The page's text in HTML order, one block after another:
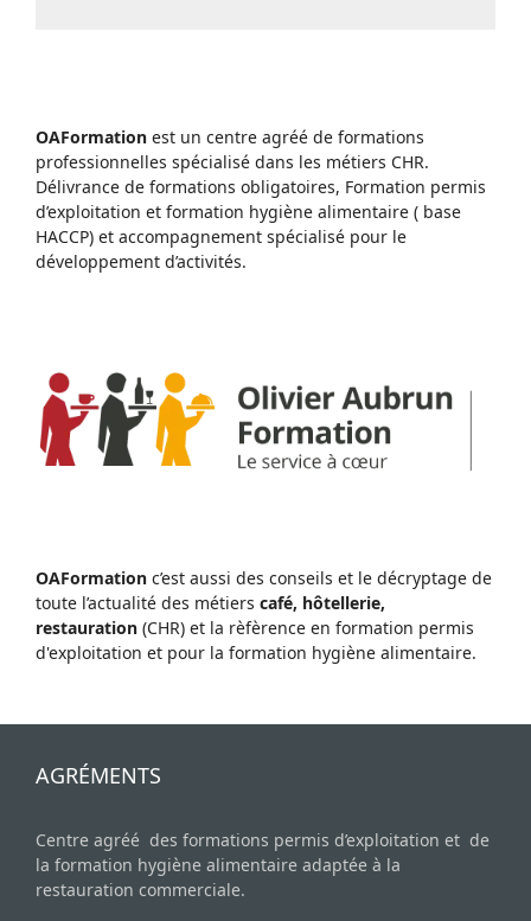
OAFormation est un centre agréé de formations
professionnelles spécialisé dans les métiers CHR.
Délivrance de formations obligatoires, Formation permis
d’exploitation et formation hygiène alimentaire ( base
HACCP) et accompagnement spécialisé pour le
développement d’activités.
OAFormation c’est aussi des conseils et le décryptage de
toute l’actualité des métiers café, hôtellerie,
restauration (CHR) et la rèfèrence en formation permis
d'exploitation et pour la formation hygiène alimentaire.
AGRÉMENTS
Centre agréé des formations permis d’exploitation et de
la formation hygiène alimentaire adaptée à la
restauration commerciale.